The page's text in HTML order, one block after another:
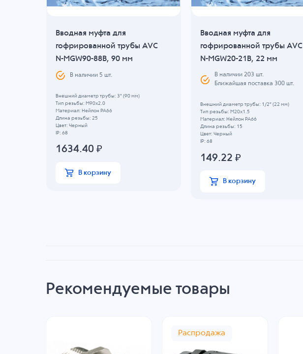
Вводная муфта для
гофрированной трубы AVC
N-MGW90-88B, 90 мм
В наличии 5 шт.
Внешний диаметр трубы: 3" (90 мм)
Тип резьбы: M90x2.0
Материал: Нейлон PA66
Длина резьбы: 25
Цвет: Черный
IP: 68
1634.40 ₽
В корзину
Вводная муфта для
гофрированной трубы AVC
N-MGW20-21B, 22 мм
В наличии 203 шт.
Ближайшая поставка 300 шт.
Внешний диаметр трубы: 1/2" (22 мм)
Тип резьбы: M20x1.5
Материал: Нейлон PA66
Длина резьбы: 15
Цвет: Черный
IP: 68
149.22 ₽
В корзину
Рекомендуемые товары
Распродажа